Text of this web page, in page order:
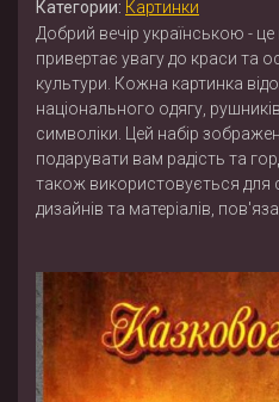
Категории: Картинки
Добрий вечір українською - це
привертає увагу до краси та
культури. Кожна картинка
національного одягу,
символіки. Цей набір
подарувати вам радість та
також використовується для
дизайнів та матеріалів,